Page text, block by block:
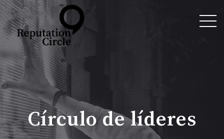
Círculo de líderes